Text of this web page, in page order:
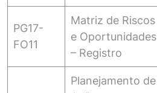
PG17-
FO11
Matriz de Riscos
e Oportunidades
– Registro
Planejamento de